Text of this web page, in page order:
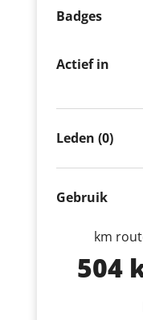
Badges
Actief in
Leden (0)
Gebruik
km
504